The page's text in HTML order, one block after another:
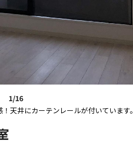
1/16
天井にカーテンレールが付いています。